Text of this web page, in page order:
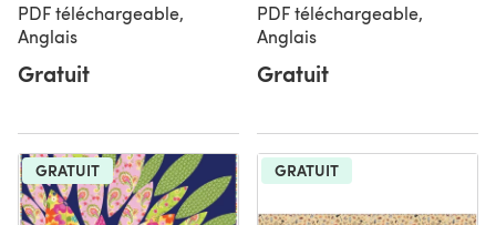
PDF téléchargeable,
Anglais
Gratuit
PDF téléchargeable,
Anglais
Gratuit
GRATUIT GRATUIT